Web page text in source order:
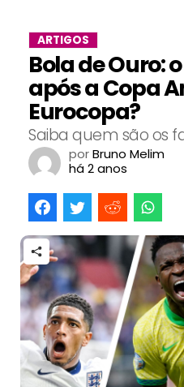
ARTIGOS
Bola de Ouro:
após a Copa
Eurocopa?
Saiba quem são os
porBruno Melim
há 2 anos